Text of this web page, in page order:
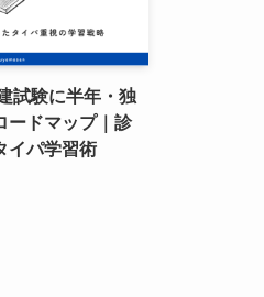
試験に半年・独
ードマップ｜診
イパ学習術